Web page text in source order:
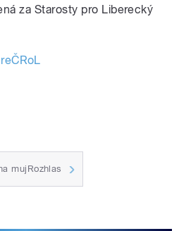
za Starosty pro Liberecký
reČRoL
mujRozhlas